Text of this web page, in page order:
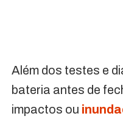
Além dos testes e
bateria antes de
impactos ou